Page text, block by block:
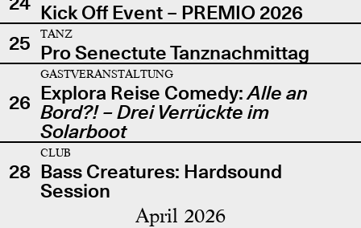
Kick Off Event – PREMIO 2026
25
TANZ
Pro Senectute Tanznachmittag
26
GASTVERANSTALTUNG
Explora Reise Comedy:Alle an
Bord?! – Drei Verrückte im
Solarboot
28
CLUB
Bass Creatures: Hardsound
Session
April 2026